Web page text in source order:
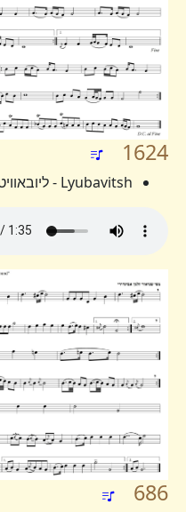
1624
Lyubavitsh - ליובאוויטש
686